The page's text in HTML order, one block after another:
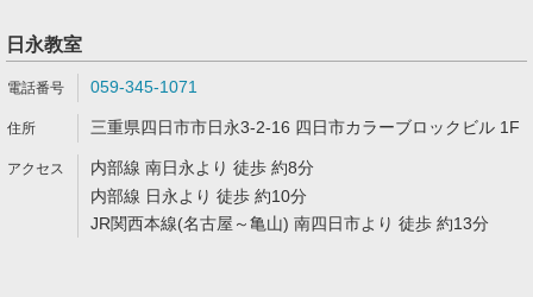
日永教室
059-345-1071
三重県四日市市日永3-2-16 四日市カラーブロックビル 1F
内部線 南日永より 徒歩 約8分
内部線 日永より 徒歩 約10分
JR関西本線(名古屋～亀山) 南四日市より 徒歩 約13分